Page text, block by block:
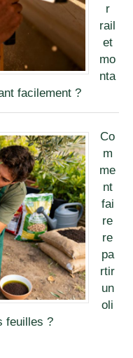
r
rail
et
mo
nta
facilement ?
Co
m
me
nt
fai
re
re
pa
rtir
un
oli
feuilles ?